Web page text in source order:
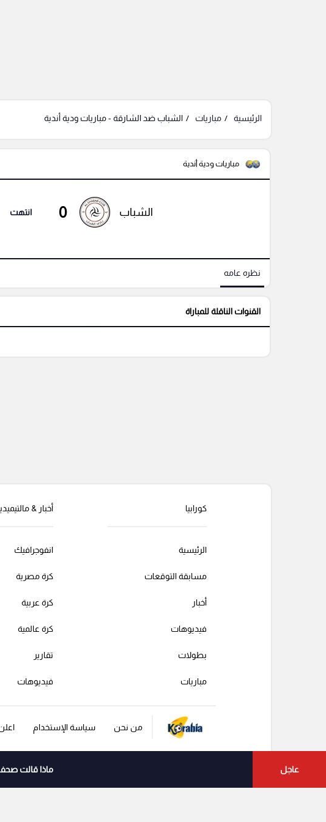
الرئيسية مباريات الشباب ضد الشارقة - مباريات ودية أندية
مباريات ودية أندية
الشباب 0 انتهت
نظره عامه
القنوات الناقلة للمباراة
عاجل ماذا قالت
كورابيا
الرئيسية
مسابقة التوقعات
أخبار
فيديوهات
بطولات
مباريات
أخبار &
انفوجرافيك
كرة مصرية
كرة عربية
كرة عالمية
تقارير
فيديوهات
من نحن سياسة الإستخدام